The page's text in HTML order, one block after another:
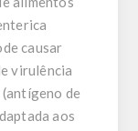
causar
virulência
de
aos